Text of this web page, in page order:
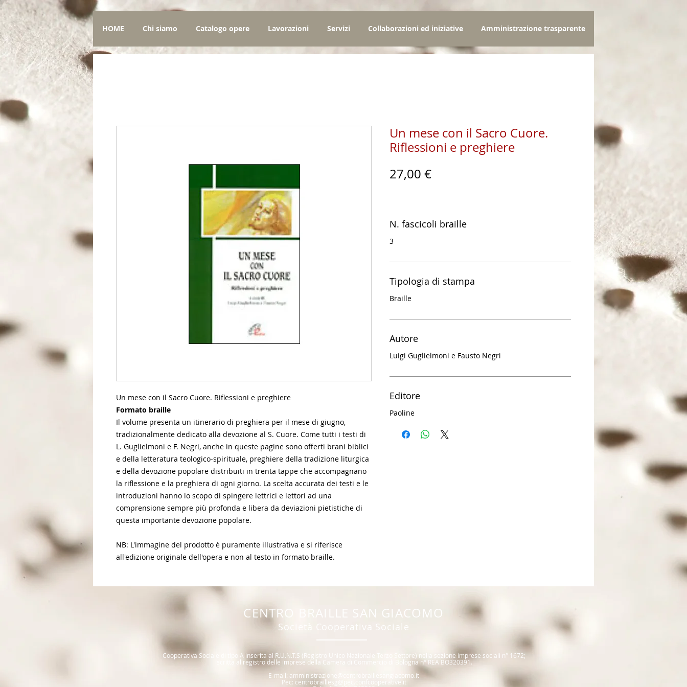
HOME Chi siamo Catalogo opere Lavorazioni Servizi Collaborazioni ed iniziative Amministrazione trasparente
Un mese con il Sacro Cuore. Riflessioni e preghiere
Formato braille
Il volume presenta un itinerario di preghiera per il mese di giugno,
tradizionalmente dedicato alla devozione al S. Cuore. Come tutti i testi di
L. Guglielmoni e F. Negri, anche in queste pagine sono offerti brani biblici
e della letteratura teologico-spirituale, preghiere della tradizione liturgica
e della devozione popolare distribuiti in trenta tappe che accompagnano
la riflessione e la preghiera di ogni giorno. La scelta accurata dei testi e le
introduzioni hanno lo scopo di spingere lettrici e lettori ad una
comprensione sempre più profonda e libera da deviazioni pietistiche di
questa importante devozione popolare.
NB: L'immagine del prodotto è puramente illustrativa e si riferisce
all'edizione originale dell'opera e non al testo in formato braille.
Un mese con il Sacro Cuore.
Riflessioni e preghiere
27,00 €Prezzo
N. fascicoli braille
3
Tipologia di stampa
Braille
Autore
Luigi Guglielmoni e Fausto Negri
Editore
Paoline
CENTRO BRAILLE SAN GIACOMO
Società Coope rativa Sociale
Cooperativa Sociale di tipo A inserita al R.U.N.T.S (Registro Unico Nazionale T erzo Settore) nella sezione imprese sociali n° 1672;
iscritta al registro delle imprese della Camera di Commercio di Bologna n° REA BO320391.
E-mail: amministrazione@centrobraillesangiacomo.it
Pec: centrobraillesg@pec.confcooperative.it